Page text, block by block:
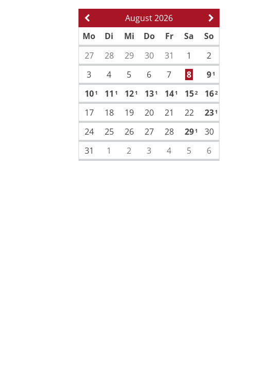
Vorherige Seite
August 2026 Nächste
Mo Di Mi Do Fr Sa
So
27
28 29 30 31 1
2
3
4 5 6 7 8 91
101 11 1 121 131 141 152 162
17 18 19 20 21 22 231
24 25 26 27 28 291
30
31
1 2 3 4 5 6